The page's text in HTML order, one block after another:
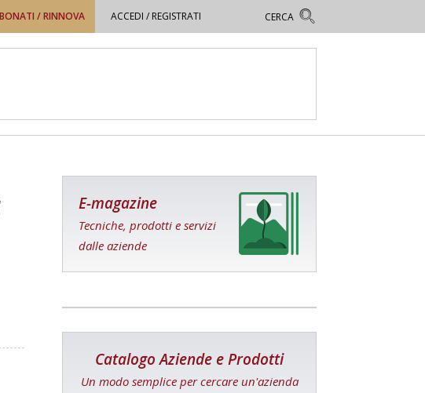
/ RINNOVA ACCEDI / REGISTRATI
E-magazine
Tecniche, prodotti e servizi
dalle aziende
Catalogo Aziende e Prodotti
Un modo semplice per cercare un'azienda